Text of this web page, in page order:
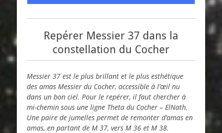
Repérer Messier 37 dans la
constellation du Cocher
Messier 37 est le plus brillant et le plus esthétique
des amas Messier du Cocher, accessible à l’œil nu
dans un bon ciel. Pour le repérer, il faut chercher à
mi-chemin sous une ligne Theta du Cocher – ElNath.
Une paire de jumelles permet de remonter d’amas en
amas, en partant de M 37, vers M 36 et M 38.